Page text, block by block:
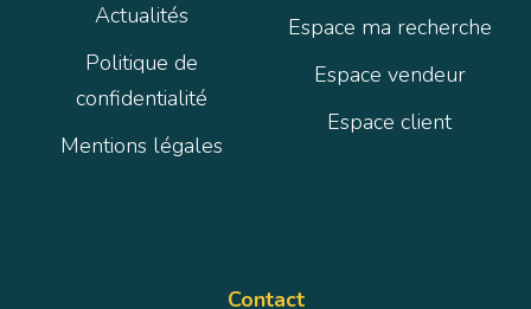
Actualités
Politique de
confidentialité
Mentions légales
Espace ma recherche
Espace vendeur
Espace client
Contact